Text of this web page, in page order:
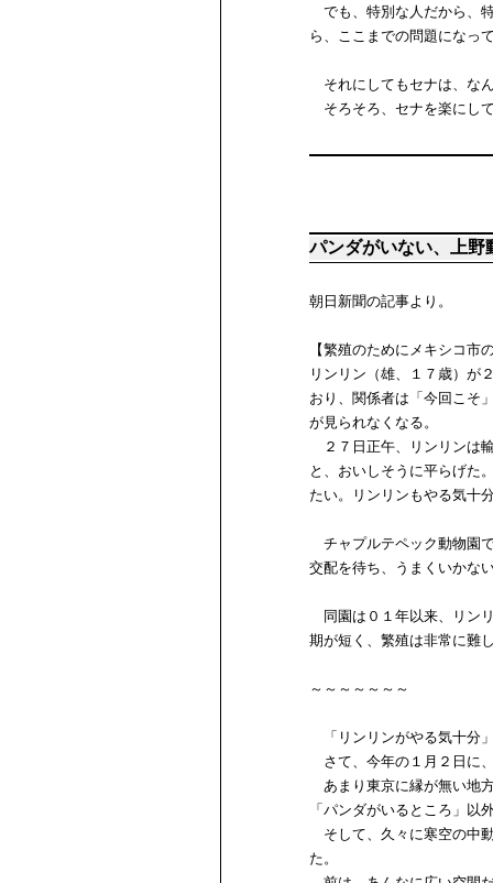
でも、特別な人だから、
ら、ここまでの問題になっ
それにしてもセナは、な
そろそろ、セナを楽にし
パンダがいない、上野
朝日新聞の記事より。
【繁殖のためにメキシコ
リンリン（雄、１７歳）が
おり、関係者は「今回こそ
が見られなくなる。
２７日正午、リンリンは
と、おいしそうに平らげた
たい。リンリンもやる気十
チャプルテペック動物園
交配を待ち、うまくいかな
同園は０１年以来、リン
期が短く、繁殖は非常に難
～～～～～～～
「リンリンがやる気十分
さて、今年の１月２日に
あまり東京に縁が無い地
「パンダがいるところ」以
そして、久々に寒空の中
た。